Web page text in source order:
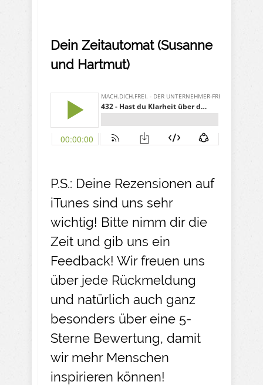
Dein Zeitautomat (Susanne
und Hartmut)
P.S.: Deine Rezensionen auf
iTunes sind uns sehr
wichtig! Bitte nimm dir die
Zeit und gib uns ein
Feedback! Wir freuen uns
über jede Rückmeldung
und natürlich auch ganz
besonders über eine 5-
Sterne Bewertung, damit
wir mehr Menschen
inspirieren können!